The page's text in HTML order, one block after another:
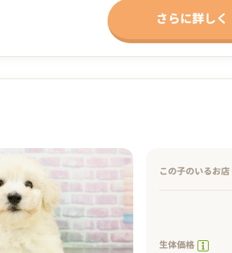
さらに詳しく
この子のいるお店
生体価格